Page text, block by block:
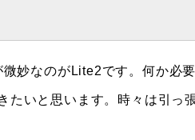
妙なのがLite2です。何か必
いと思います。時々は引っ